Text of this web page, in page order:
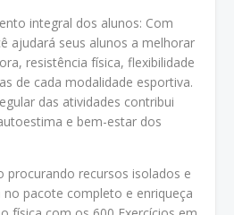
integral dos alunos: Com
ajudará seus alunos a melhorar
resistência física, flexibilidade
de cada modalidade esportiva.
das atividades contribui
e bem-estar dos
procurando recursos isolados e
no pacote completo e enriqueça